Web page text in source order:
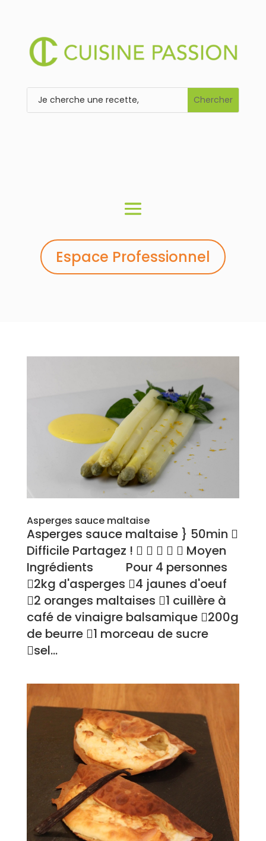
Espace Professionnel
Asperges sauce maltaise
Asperges sauce maltaise } 50min 
Difficile Partagez !      Moyen
Ingrédients Pour 4 personnes
2kg d'asperges 4 jaunes d'oeuf
2 oranges maltaises 1 cuillère à
café de vinaigre balsamique 200g
de beurre 1 morceau de sucre
sel...